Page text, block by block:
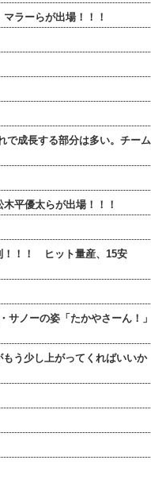
ラーらが出場！！！
で成長する部分は多い。チーム
平優太らが出場！！！
！！！ ヒット量産、15安
ノーの姿「たかやさーん！」
う少し上がってくればいいか